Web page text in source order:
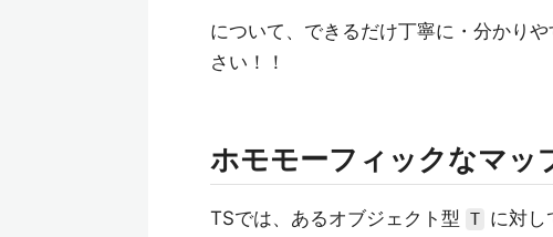
について、できるだけ丁寧に・分かり
さい！！
ホモモーフィックなマッ
TSでは、あるオブジェクト型 T に対し